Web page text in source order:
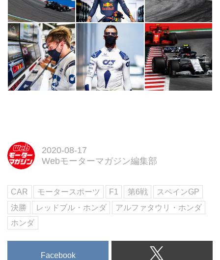
2020-08-17
Webモーターマガジン編集部
CAR モータースポーツ F1 第6戦
スペインGP
決勝
レッドブル・ホンダ
アルファタウリ・ホンダ
ホンダ
Facebook